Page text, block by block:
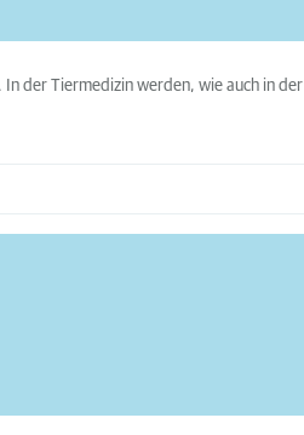
In der Tiermedizin werden, wie auch in der